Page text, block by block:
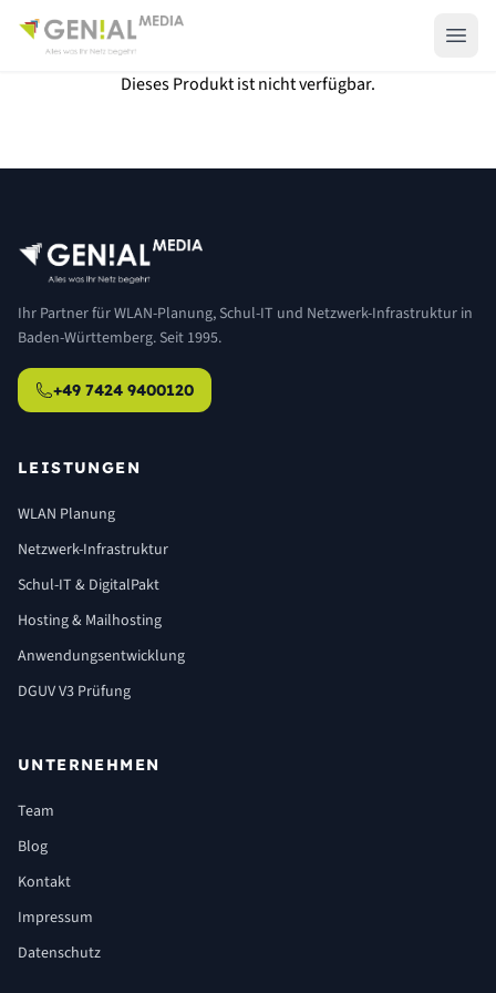
Dieses Produkt ist nicht verfügbar.
Ihr Partner für WLAN-Planung, Schul-IT und Netzwerk-Infrastruktur in
Baden-Württemberg. Seit 1995.
+49 7424 9400120
LEISTUNGEN
WLAN Planung
Netzwerk-Infrastruktur
Schul-IT & DigitalPakt
Hosting & Mailhosting
Anwendungsentwicklung
DGUV V3 Prüfung
UNTERNEHMEN
Team
Blog
Kontakt
Impressum
Datenschutz